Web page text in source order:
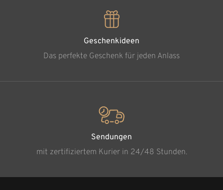
Geschenkideen
Das perfekte Geschenk für jeden Anlass
Sendungen
mit zertifiziertem Kurier in 24/48 Stunden.